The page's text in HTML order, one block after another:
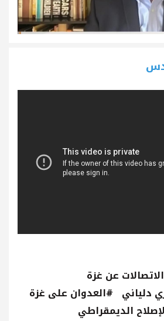
عن غزة
دلياني #العدوان على غزة
الديمقراطي